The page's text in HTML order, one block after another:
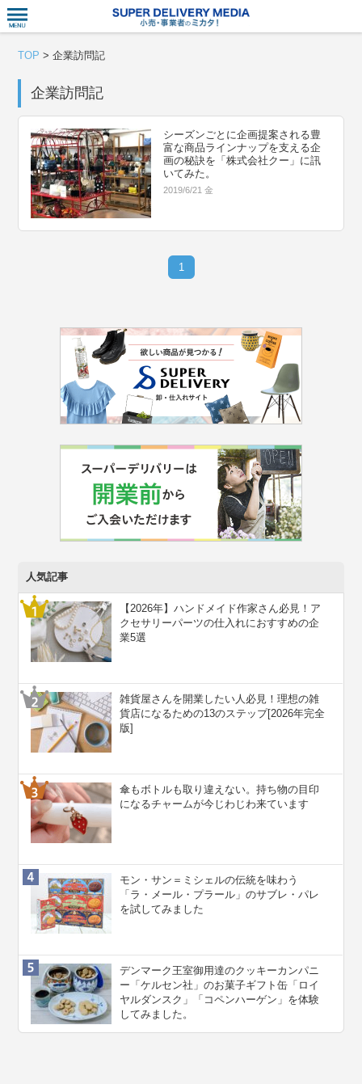
TOP >企業訪問記
企業訪問記
シーズンごとに企画提案される豊
富な商品ラインナップを支える企
画の秘訣を「株式会社クー」に訊
いてみた。
2019/6/21 金
1
人気記事
【2026年】ハンドメイド作家さん必見！ア
クセサリーパーツの仕入れにおすすめの企
業5選
雑貨屋さんを開業したい人必見！理想の雑
貨店になるための13のステップ[2026年完全
版]
傘もボトルも取り違えない。持ち物の目印
になるチャームが今じわじわ来ています
モン・サン＝ミシェルの伝統を味わう
「ラ・メール・プラール」のサブレ・パレ
を試してみました
デンマーク王室御用達のクッキーカンパニ
ー「ケルセン社」のお菓子ギフト缶「ロイ
ヤルダンスク」「コペンハーゲン」を体験
してみました。